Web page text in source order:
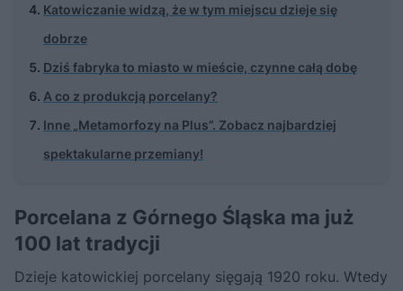
Katowiczanie widzą, że w tym miejscu dzieje się
dobrze
Dziś fabryka to miasto w mieście, czynne całą dobę
A co z produkcją porcelany?
Inne „Metamorfozy na Plus”. Zobacz najbardziej
spektakularne przemiany!
Porcelana z Górnego Śląska ma już
100 lat tradycji
Dzieje katowickiej porcelany sięgają 1920 roku. Wtedy